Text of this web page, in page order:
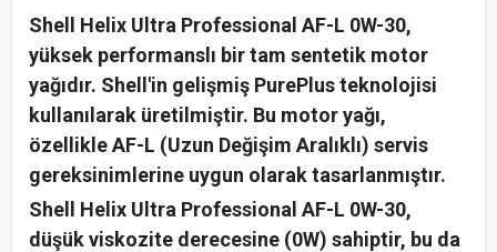
Shell Helix Ultra Professional AF-L 0W-30,
yüksek performanslı bir tam sentetik motor
yağıdır. Shell'in gelişmiş PurePlus teknolojisi
kullanılarak üretilmiştir. Bu motor yağı,
özellikle AF-L (Uzun Değişim Aralıklı) servis
gereksinimlerine uygun olarak tasarlanmıştır.
Shell Helix Ultra Professional AF-L 0W-30,
düşük viskozite derecesine (0W) sahiptir, bu da